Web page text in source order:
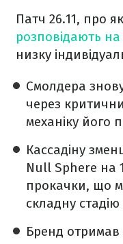
Патч 26.11, про
розповідають на
низку
Смолдера
через
механіку його
Кассадіну
Null Sphere на
прокачки, що
складну стадію
Бренд отримав